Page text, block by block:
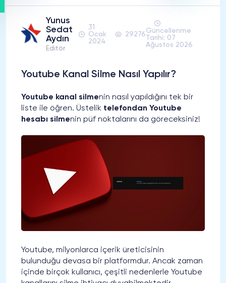
Yunus
Sedat
Aydın
Editör
31
Ocak
2024
29276Güncellenme
Tarihi: 07
Ağustos 2026
Youtube Kanal Silme Nasıl Yapılır?
Youtube kanal silmenin nasıl yapıldığını tek bir
liste ile öğren. Üstelik telefondan Youtube
hesabı silmenin püf noktalarını da göreceksiniz!
Youtube, milyonlarca içerik üreticisinin
bulunduğu devasa bir platformdur. Ancak zaman
içinde birçok kullanıcı, çeşitli nedenlerle Youtube